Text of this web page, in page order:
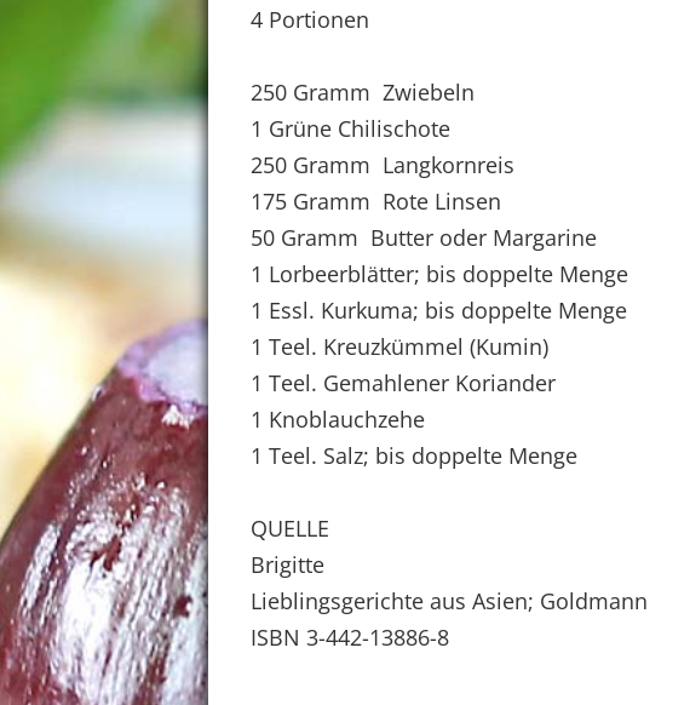
4 Portionen
250 Gramm Zwiebeln
1 Grüne Chilischote
250 Gramm Langkornreis
175 Gramm Rote Linsen
50 Gramm Butter oder Margarine
1 Lorbeerblätter; bis doppelte Menge
1 Essl. Kurkuma; bis doppelte Menge
1 Teel. Kreuzkümmel (Kumin)
1 Teel. Gemahlener Koriander
1 Knoblauchzehe
1 Teel. Salz; bis doppelte Menge
QUELLE
Brigitte
Lieblingsgerichte aus Asien; Goldmann
ISBN 3-442-13886-8